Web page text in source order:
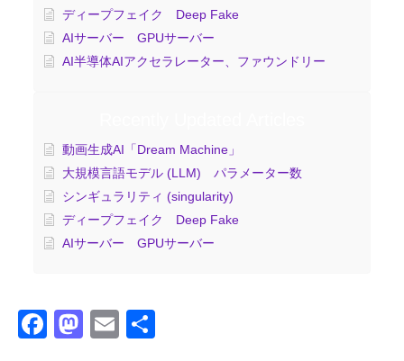
ディープフェイク Deep Fake
AIサーバー GPUサーバー
AI半導体AIアクセラレーター、ファウンドリー
動画生成AI「Dream Machine」
大規模言語モデル (LLM) パラメーター数
シンギュラリティ (singularity)
ディープフェイク Deep Fake
AIサーバー GPUサーバー
F
M
E